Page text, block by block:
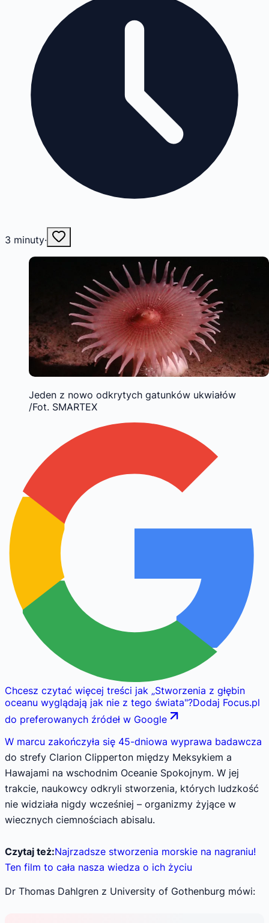
3 minuty·
Jeden z nowo odkrytych gatunków ukwiałów
/Fot. SMARTEX
Chcesz czytać więcej treści jak „Stworzenia z głębin
oceanu wyglądają jak nie z tego świata"?Dodaj Focus.pl
do preferowanych źródeł w Google
W marcu zakończyła się 45-dniowa wyprawa badawcza
do strefy Clarion Clipperton między Meksykiem a
Hawajami na wschodnim Oceanie Spokojnym. W jej
trakcie, naukowcy odkryli stworzenia, których ludzkość
nie widziała nigdy wcześniej – organizmy żyjące w
wiecznych ciemnościach abisalu.
Czytaj też:Najrzadsze stworzenia morskie na nagraniu!
Ten film to cała nasza wiedza o ich życiu
Dr Thomas Dahlgren z University of Gothenburg mówi: